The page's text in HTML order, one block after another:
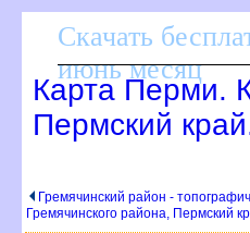
Скачать
июнь месяц
Карта Перми.
Пермский
Гремячинский район -
Гремячинского района, Пермский